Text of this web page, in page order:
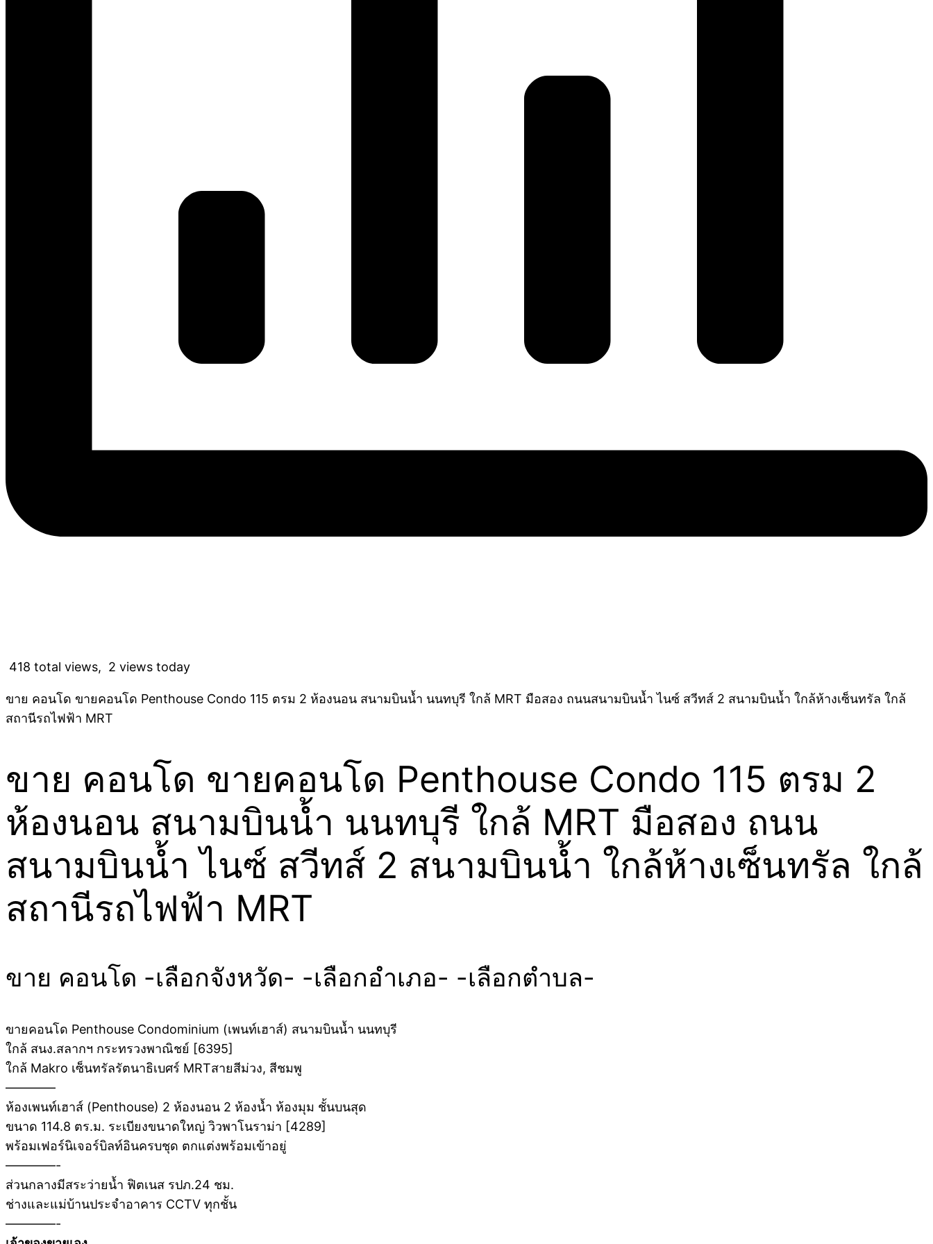
418 total views, 2 views today
ขาย คอนโด ขายคอนโด Penthouse Condo 115 ตรม 2 ห้องนอน สนามบินน้ำ นนทบุรี ใกล้ MRT มือสอง ถนนสนามบินน้ำ ไนซ์ สวีทส์ 2 สนามบินน้ำ ใกล้ห้างเซ็นทรัล ใกล้
สถานีรถไฟฟ้า MRT
ขาย คอนโด ขายคอนโด Penthouse Condo 115 ตรม 2
ห้องนอน สนามบินน้ำ นนทบุรี ใกล้ MRT มือสอง ถนน
สนามบินน้ำ ไนซ์ สวีทส์ 2 สนามบินน้ำ ใกล้ห้างเซ็นทรัล ใกล้
สถานีรถไฟฟ้า MRT
ขาย คอนโด -เลือกจังหวัด- -เลือกอำเภอ- -เลือกตำบล-
ขายคอนโด Penthouse Condominium (เพนท์เฮาส์) สนามบินน้ำ นนทบุรี
ใกล้ สนง.สลากฯ กระทรวงพาณิชย์ [6395]
ใกล้ Makro เซ็นทรัลรัตนาธิเบศร์ MRTสายสีม่วง, สีชมพู
————
ห้องเพนท์เฮาส์ (Penthouse) 2 ห้องนอน 2 ห้องน้ำ ห้องมุม ชั้นบนสุด
ขนาด 114.8 ตร.ม. ระเบียงขนาดใหญ่ วิวพาโนราม่า [4289]
พร้อมเฟอร์นิเจอร์บิลท์อินครบชุด ตกแต่งพร้อมเข้าอยู่
————-
ส่วนกลางมีสระว่ายน้ำ ฟิตเนส รปภ.24 ชม.
ช่างและแม่บ้านประจำอาคาร CCTV ทุกชั้น
————-